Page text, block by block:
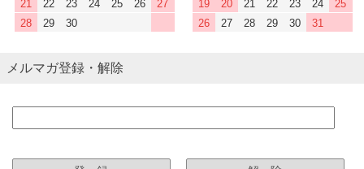
21
22 23 24 25 26
27
28
29 30
19
20 21 22 23 24
25
26
27 28 29 30 31
メルマガ登録・解除